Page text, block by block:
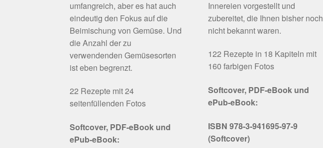
umfangreich, aber es hat auch
eindeutig den Fokus auf die
Beimischung von Gemüse. Und
die Anzahl der zu
verwendenden Gemüsesorten
ist eben begrenzt.
22 Rezepte mit 24
seitenfüllenden Fotos
Softcover, PDF-eBook und
ePub-eBook:
Innereien vorgestellt und
zubereitet, die Ihnen bisher noch
nicht bekannt waren.
122 Rezepte in 18 Kapiteln mit
160 farbigen Fotos
Softcover, PDF-eBook und
ePub-eBook:
ISBN 978-3-941695-97-9
(Softcover)